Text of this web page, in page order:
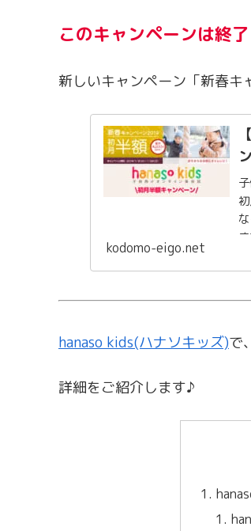
このキャンペーンは終了
新しいキャンペーン「新春キ
ま
kodomo-eigo.net
hanaso kids(ハナソキッズ)で
詳細をご紹介します♪